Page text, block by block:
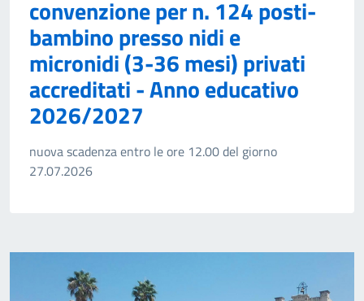
convenzione per n. 124 posti-
bambino presso nidi e
micronidi (3-36 mesi) privati
accreditati - Anno educativo
2026/2027
nuova scadenza entro le ore 12.00 del giorno
27.07.2026